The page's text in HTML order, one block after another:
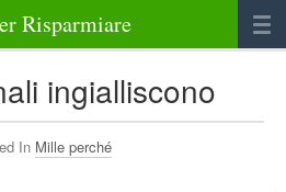
Risparmiare
ingialliscono
In Mille perché